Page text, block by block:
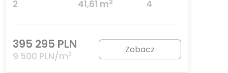
2
41,61 m2
4
395 295 PLN
9 500 PLN/m2 Zobacz